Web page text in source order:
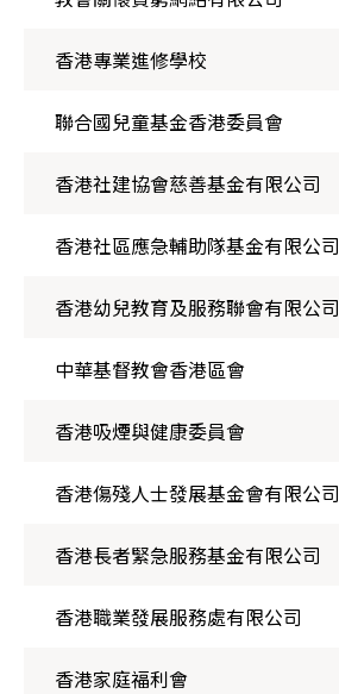
香港專業進修學校
聯合國兒童基金香港委員會
香港社建協會慈善基金有限公司
香港社區應急輔助隊基金有限公司
香港幼兒教育及服務聯會有限公司
中華基督教會香港區會
香港吸煙與健康委員會
香港傷殘人士發展基金會有限公司
香港長者緊急服務基金有限公司
香港職業發展服務處有限公司
香港家庭福利會